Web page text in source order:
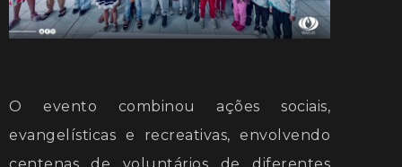
O evento combinou ações sociais,
evangelísticas e recreativas, envolvendo